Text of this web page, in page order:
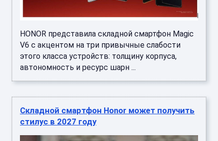
HONOR представила складной смартфон Magic
V6 с акцентом на три привычные слабости
этого класса устройств: толщину корпуса,
автономность и ресурс шарн ...
Складной смартфон Honor может получить
стилус в 2027 году